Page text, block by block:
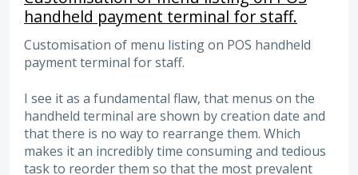
handheld payment terminal for staff.
Customisation of menu listing on POS handheld
payment terminal for staff.
I see it as a fundamental flaw, that menus on the
handheld terminal are shown by creation date and
that there is no way to rearrange them. Which
makes it an incredibly time consuming and tedious
task to reorder them so that the most prevalent